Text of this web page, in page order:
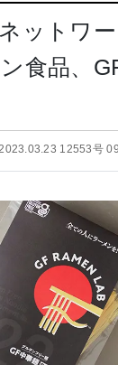
ットワ
食品、
12553号